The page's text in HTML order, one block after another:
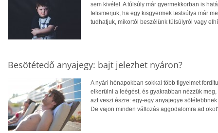
sem kivétel. A túlsúly már gyermekkorban is
felismerjük, ha egy kisgyermek testsúlya már
tudhatjuk, mikortól beszélünk túlsúlyról vagy
Besötétedő anyajegy: bajt jelezhet nyáron?
A nyári hónapokban sokkal több figyelmet
elkerülni a leégést, és gyakrabban nézzük
azt veszi észre: egy-egy anyajegye
De vajon minden változás aggodalomra ad